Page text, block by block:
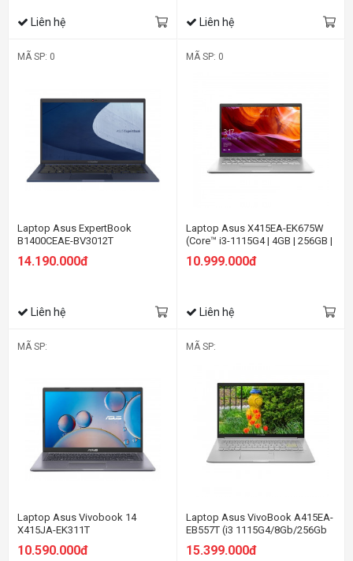
Liên hệ Liên hệ
MÃ SP: 0
Laptop Asus ExpertBook
B1400CEAE-BV3012T
14.190.000đ
Liên hệ
MÃ SP: 0
Laptop Asus X415EA-EK675W
(Core™ i3-1115G4 | 4GB | 256GB |
11 | Bạc)
10.999.000đ
Liên hệ
MÃ SP:
Laptop Asus Vivobook 14
X415JA-EK311T
10.590.000đ
MÃ SP:
Laptop Asus VivoBook A415EA-
EB557T (i3 1115G4/8Gb/256Gb
SSD/14 FHD/Win 10/Bạc)
15.399.000đ